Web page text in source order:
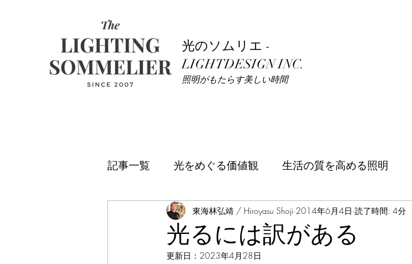
光のソムリエ -
LIGHTDESIGN INC.
​照明がもたらす美しい時間
記事一覧 光をめぐる価値観 生活の質を高める照明
人に変化を与える照明 季節 歴史の中に見る光
照明トレンドウォッチ
光るには訳がある
東海林弘靖 / Hiroyasu Shoji 2014年6月4日 読了時間: 4分
更新日： 2023年4月28日